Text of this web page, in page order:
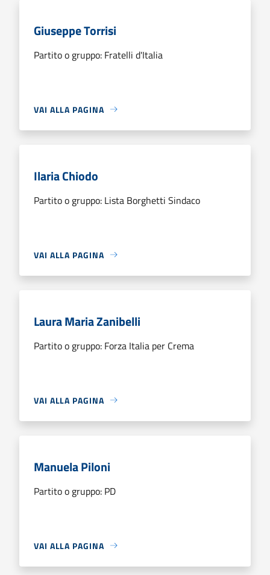
Giuseppe Torrisi
Partito o gruppo: Fratelli d'Italia
VAI ALLA PAGINA
Ilaria Chiodo
Partito o gruppo: Lista Borghetti Sindaco
VAI ALLA PAGINA
Laura Maria Zanibelli
Partito o gruppo: Forza Italia per Crema
VAI ALLA PAGINA
Manuela Piloni
Partito o gruppo: PD
VAI ALLA PAGINA